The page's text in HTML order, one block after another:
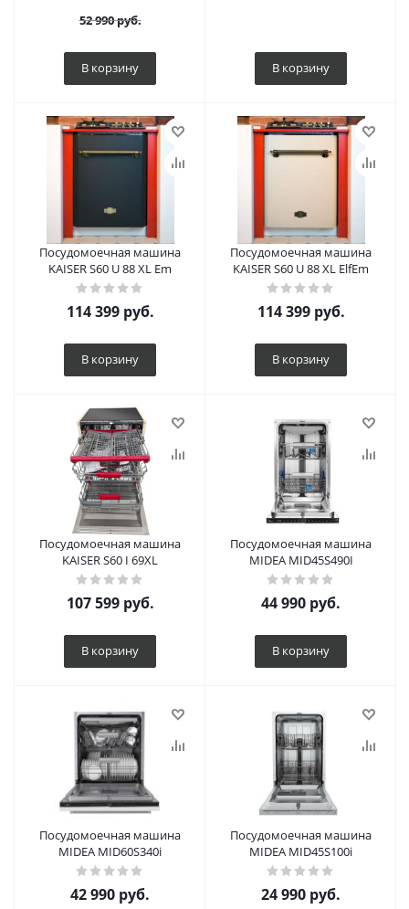
52 990руб.
В корзину В корзину
Посудомоечная машина
KAISER S60 U 88 XL Em
114 399руб.
В корзину
Посудомоечная машина
KAISER S60 U 88 XL ElfEm
114 399руб.
В корзину
Посудомоечная машина
KAISER S60 I 69XL
107 599руб.
В корзину
Посудомоечная машина
MIDEA MID45S490I
44 990 руб.
В корзину
Посудомоечная машина
MIDEA MID60S340i
42 990 руб.
Посудомоечная машина
MIDEA MID45S100i
24 990 руб.